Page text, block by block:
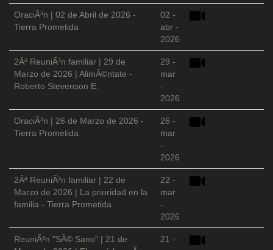
OraciÃ³n | 02 de Abril de 2026 -
Tierra Prometida
02 -
abr -
2026
2Âª ReuniÃ³n familiar | 29 de
Marzo de 2026 | AlimÃ©ntate -
Roberto Stevenson E.
29 -
mar
-
2026
OraciÃ³n | 26 de Marzo de 2026 -
Tierra Prometida
26 -
mar
-
2026
2Âª ReuniÃ³n familiar | 22 de
Marzo de 2026 | La prioridad en la
familia - Tierra Prometida
22 -
mar
-
2026
ReuniÃ³n "SÃ© Sano" | 21 de
21 -